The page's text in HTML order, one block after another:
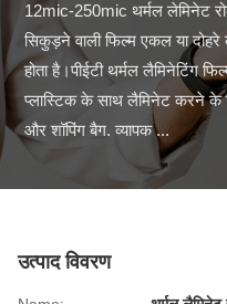
12mic-250mic थर्मल लेमिनेट
सिकुड़ने वाली फिल्म एकल या दोहरे
होता है।पीईटी थर्मल लैमिनेटिंग
प्लास्टिक के साथ लैमिनेट करने के
और शॉपिंग बैग. व्यापक ...
उत्पाद विवरण